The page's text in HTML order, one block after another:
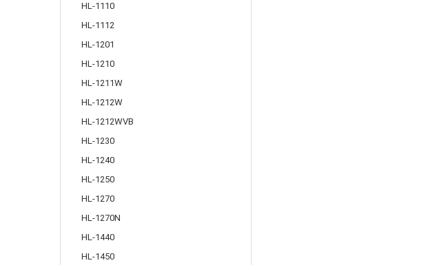
HL-1110
HL-1112
HL-1201
HL-1210
HL-1211W
HL-1212W
HL-1212WVB
HL-1230
HL-1240
HL-1250
HL-1270
HL-1270N
HL-1440
HL-1450